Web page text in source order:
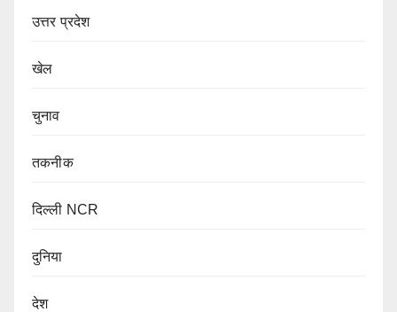
उत्तर प्रदेश
खेल
चुनाव
तकनीक
दिल्ली NCR
दुनिया
देश